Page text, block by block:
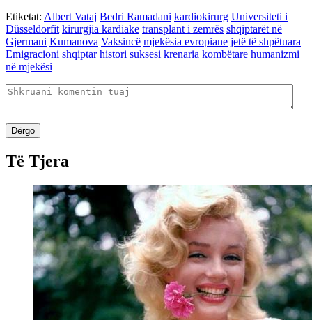
Etiketat: Albert Vataj Bedri Ramadani kardiokirurg Universiteti i
Düsseldorfit kirurgjia kardiake transplant i zemrës shqiptarët në
Gjermani Kumanova Vaksincë mjekësia evropiane jetë të shpëtuara
Emigracioni shqiptar histori suksesi krenaria kombëtare humanizmi
në mjekësi
Dërgo
Të Tjera